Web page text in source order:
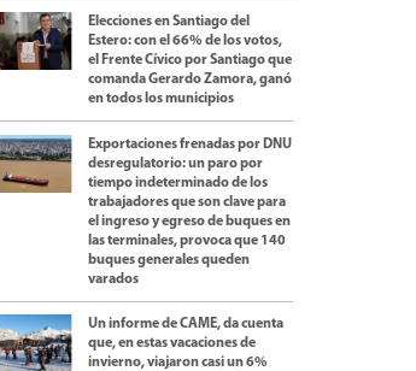
Elecciones en Santiago del
Estero: con el 66% de los votos,
el Frente Cívico por Santiago que
comanda Gerardo Zamora, ganó
en todos los municipios
Exportaciones frenadas por DNU
desregulatorio: un paro por
tiempo indeterminado de los
trabajadores que son clave para
el ingreso y egreso de buques en
las terminales, provoca que 140
buques generales queden
varados
Un informe de CAME, da cuenta
que, en estas vacaciones de
invierno, viajaron casi un 6%